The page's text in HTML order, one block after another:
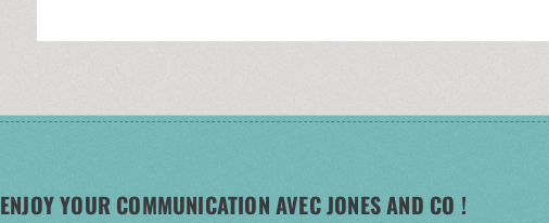
ENJOY YOUR COMMUNICATION AVEC JONES AND CO !